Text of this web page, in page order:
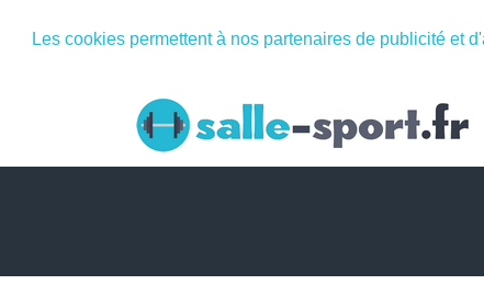
Les cookies permettent à nos partenaires de publicité et